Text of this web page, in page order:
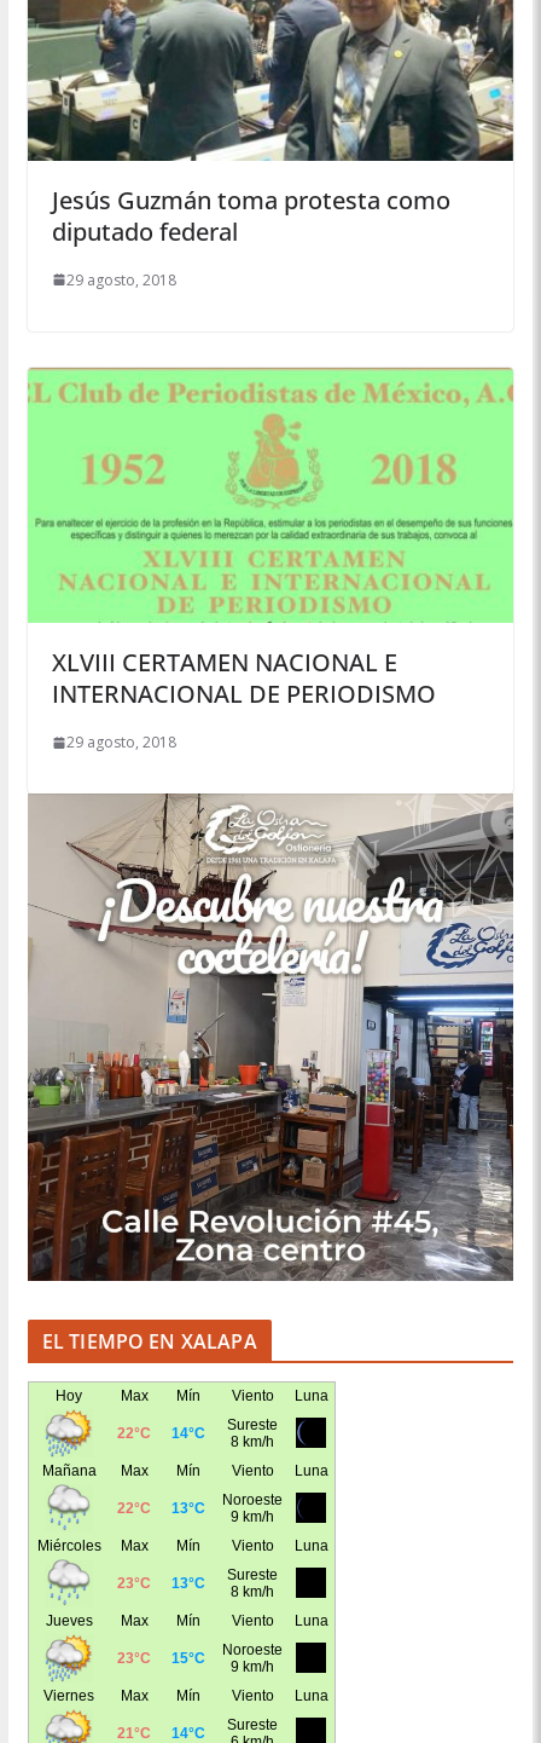
Jesús Guzmán toma protesta como
diputado federal
29 agosto, 2018
XLVIII CERTAMEN NACIONAL E
INTERNACIONAL DE PERIODISMO
29 agosto, 2018
EL TIEMPO EN XALAPA